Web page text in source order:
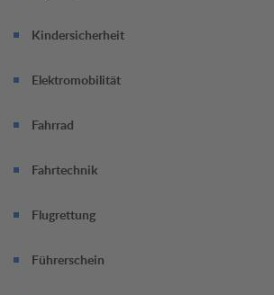
Kindersicherheit
Elektromobilität
Fahrrad
Fahrtechnik
Flugrettung
Führerschein